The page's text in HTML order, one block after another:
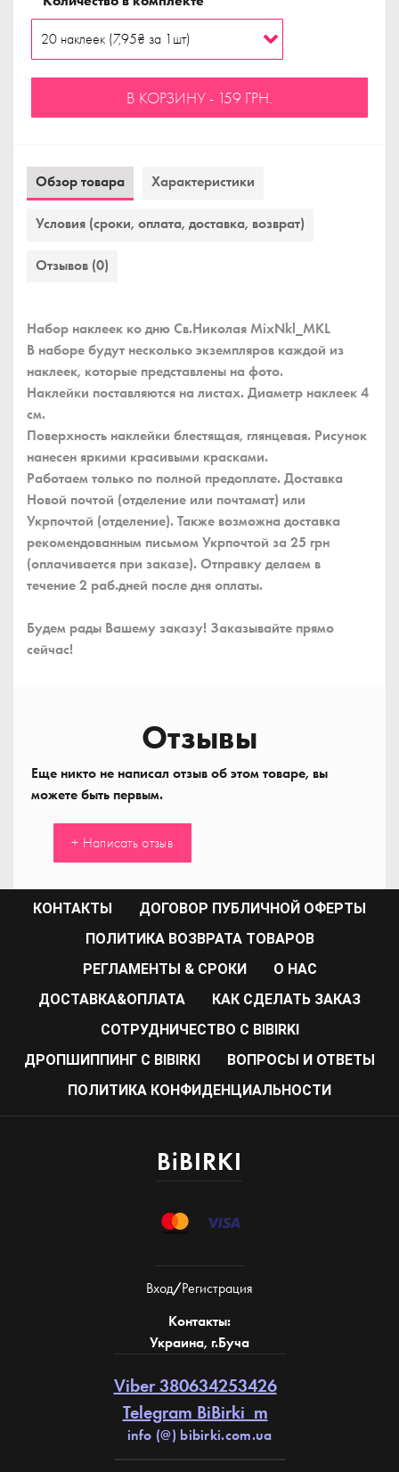
В КОРЗИНУ - 159 ГРН.
Обзор товара Характеристики
Условия (сроки, оплата, доставка, возврат)
Отзывов (0)
Набор наклеек ко дню Св.Николая MixNkl_MKL
В наборе будут несколько экземпляров каждой из
наклеек, которые представлены на фото.
Наклейки поставляются на листах. Диаметр наклеек 4
см.
Поверхность наклейки блестящая, глянцевая. Рисунок
нанесен яркими красивыми красками.
Работаем только по полной предоплате. Доставка
Новой почтой (отделение или почтамат) или
Укрпочтой (отделение). Также возможна доставка
рекомендованным письмом Укрпочтой за 25 грн
(оплачивается при заказе). Отправку делаем в
течение 2 раб.дней после дня оплаты.
Будем рады Вашему заказу! Заказывайте прямо
сейчас!
Отзывы
Еще никто не написал отзыв об этом товаре, вы
можете быть первым.
+ Написать отзыв
КОНТАКТЫ
ДОГОВОР ПУБЛИЧНОЙ ОФЕРТЫ
ПОЛИТИКА ВОЗВРАТА ТОВАРОВ
РЕГЛАМЕНТЫ & СРОКИ
О НАС
ДОСТАВКА&ОПЛАТА
КАК СДЕЛАТЬ ЗАКАЗ
CОТРУДНИЧЕСТВО С BIBIRKI
ДРОПШИППИНГ С BIBIRKI
ВОПРОСЫ И ОТВЕТЫ
ПОЛИТИКА КОНФИДЕНЦИАЛЬНОСТИ
BiBIRKI
Вход/Регистрация
Контакты:
Украина, г.Буча
Viber 380634253426
Telegram BiBirki_m
info (@) bibirki.com.ua